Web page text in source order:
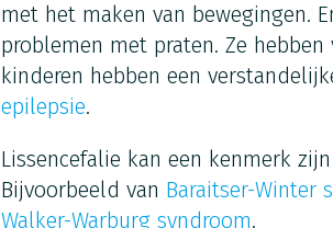
met het maken van bewegingen.
problemen met praten. Ze
kinderen hebben een
epilepsie.
Lissencefalie kan een kenmerk
Bijvoorbeeld van Baraitser-Winter
Walker-Warburg syndroom.